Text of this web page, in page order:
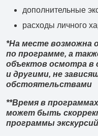
дополнительные
расходы личного
*На месте возможна
по программе, а
объектов осмотра в
и другими, не
обстоятельствами
**Время в
может быть
программы экскурсий